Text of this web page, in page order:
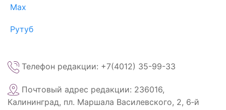
Max
Рутуб
Телефон редакции: +7(4012) 35-99-33
Почтовый адрес редакции: 236016,
Калининград, пл. Маршала Василевского, 2, 6‑й